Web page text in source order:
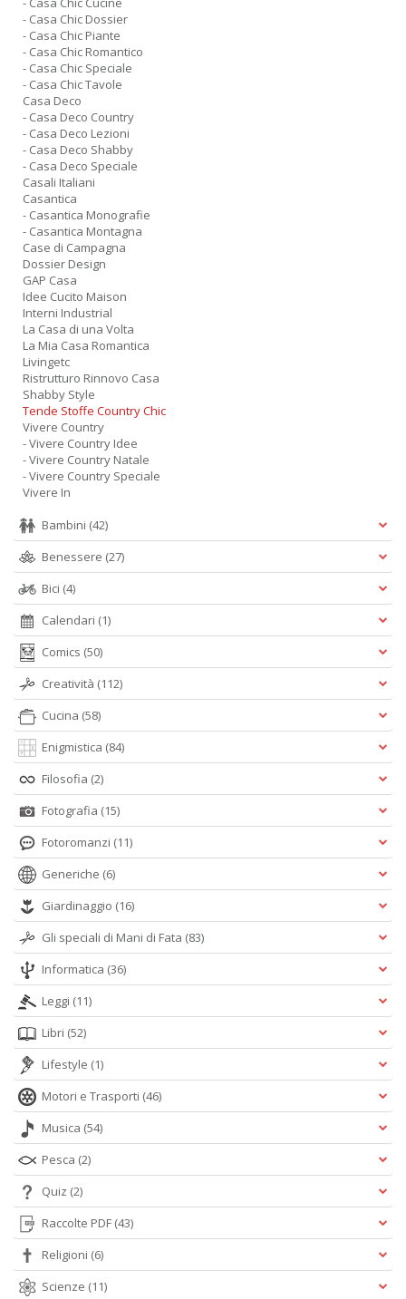
- Casa Chic Dossier
- Casa Chic Piante
- Casa Chic Romantico
- Casa Chic Speciale
- Casa Chic Tavole
Casa Deco
- Casa Deco Country
- Casa Deco Lezioni
- Casa Deco Shabby
- Casa Deco Speciale
Casali Italiani
Casantica
- Casantica Monografie
- Casantica Montagna
Case di Campagna
Dossier Design
GAP Casa
Idee Cucito Maison
Interni Industrial
La Casa di una Volta
La Mia Casa Romantica
Livingetc
Ristrutturo Rinnovo Casa
Shabby Style
Tende Stoffe Country Chic
Vivere Country
- Vivere Country Idee
- Vivere Country Natale
- Vivere Country Speciale
Vivere In
Bambini (42)
Benessere (27)
Bici (4)
Calendari (1)
Comics (50)
Creatività (112)
Cucina (58)
Enigmistica (84)
Filosofia (2)
Fotografia (15)
Fotoromanzi (11)
Generiche (6)
Giardinaggio (16)
Gli speciali di Mani di Fata (83)
Informatica (36)
Leggi (11)
Libri (52)
Lifestyle (1)
Motori e Trasporti (46)
Musica (54)
Pesca (2)
Quiz (2)
Raccolte PDF (43)
Religioni (6)
Scienze (11)